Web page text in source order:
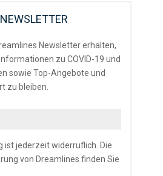
Newsletter erhalten,
zu COVID-19 und
sowie Top-Angebote und
zu bleiben.
ist jederzeit widerruflich. Die
von Dreamlines finden Sie